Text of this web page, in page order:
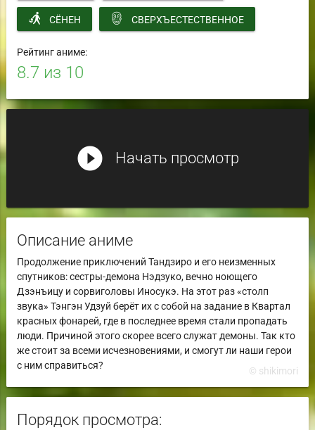
СЁНЕН СВЕРХЪЕСТЕСТВЕННОЕ
Рейтинг аниме:
8.7 из 10
play_circle_filled Начать просмотр
Описание аниме
Продолжение приключений Тандзиро и его неизменных
спутников: сестры-демона Нэдзуко, вечно ноющего
Дзэнъицу и сорвиголовы Иносукэ. На этот раз «столп
звука» Тэнгэн Удзуй берёт их с собой на задание в Квартал
красных фонарей, где в последнее время стали пропадать
люди. Причиной этого скорее всего служат демоны. Так кто
же стоит за всеми исчезновениями, и смогут ли наши герои
с ним справиться?
© shikimori
Порядок просмотра: